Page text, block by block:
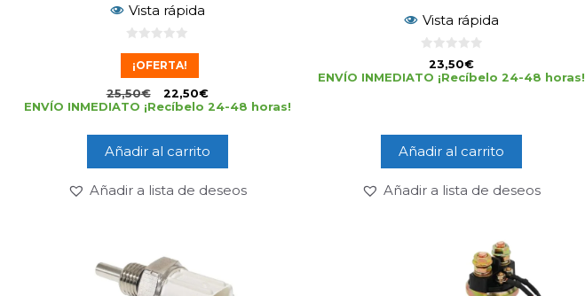
Vista rápida
5
¡OFERTA!
25,50€ 22,50€
ENVÍO INMEDIATO ¡Recíbelo 24-48 horas!
Añadir al carrito
Añadir a lista de deseos
Vista rápida
e
23,50€
ENVÍO INMEDIATO ¡Recíbelo 24-48 horas!
Añadir al carrito
Añadir a lista de deseos